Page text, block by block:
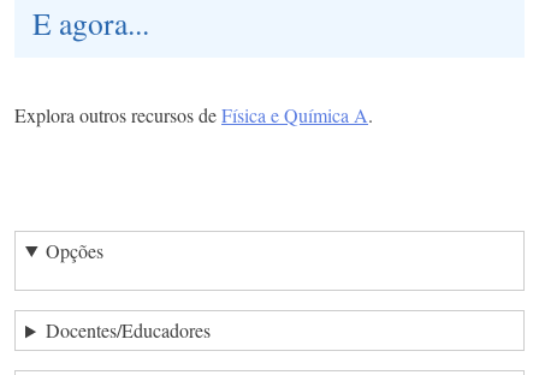
E agora...
Explora outros recursos deFísica e Química A.
Opções
Docentes/Educadores